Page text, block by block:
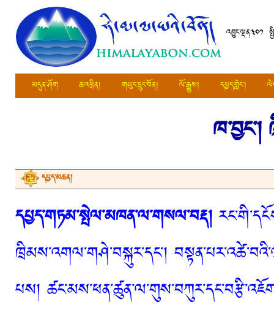
འབྱུང་ལྡན༣༠༡
མདུན་ཤོག ཆ་འཕྲིན། གཡུང་དྲུང་བོན། ལོ་རྒྱུས། དཔྱད་གླེང་།
ཁ་བྱང་།
དཔྱད་མཆན།
དཔྱད་གཏམ་སྤེལ་མཁན་ལ་གསལ་བརྡ།
ཁྲིམས་འགལ་གཤེ་བསྐུར་དང་།
པས།